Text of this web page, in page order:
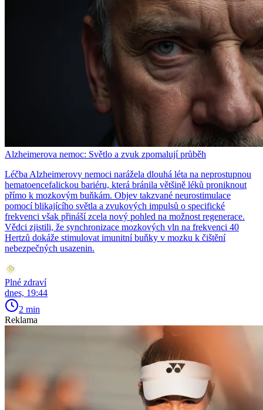
Alzheimerova nemoc: Světlo a zvuk zpomalují průběh
Léčba Alzheimerovy nemoci narážela dlouhá léta na neprostupnou
hematoencefalickou bariéru, která bránila většině léků proniknout
přímo k mozkovým buňkám. Objev takzvané neurostimulace
pomocí blikajícího světla a zvukových impulsů o specifické
frekvenci však přináší zcela nový pohled na možnost regenerace.
Vědci zjistili, že synchronizace mozkových vln na frekvenci 40
Hertzů dokáže stimulovat imunitní buňky v mozku k čištění
nebezpečných usazenin.
Plné zdraví
dnes, 19:44
2 min
Reklama